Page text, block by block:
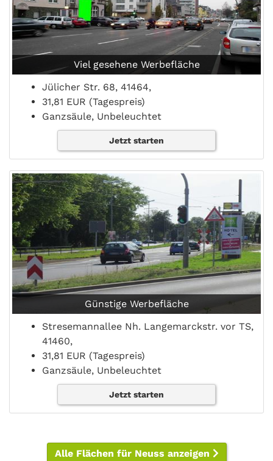
Viel gesehene Werbefläche
Jülicher Str. 68, 41464,
31,81 EUR (Tagespreis)
Ganzsäule, Unbeleuchtet
Jetzt starten
Günstige Werbefläche
Stresemannallee Nh. Langemarckstr. vor TS,
41460,
31,81 EUR (Tagespreis)
Ganzsäule, Unbeleuchtet
Jetzt starten
Alle Flächen für Neuss anzeigen